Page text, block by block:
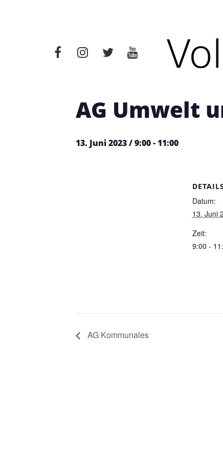
Diese Veranstaltung hat
AG Umwelt
13. Juni 2023 / 9:00-11:00
DETAILS
Datum:
13. Juni
Zeit:
9:00 -
AG Kommunales